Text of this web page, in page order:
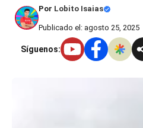
Por Lobito Isaias
Publicado el: agosto 25, 2025
Síguenos: